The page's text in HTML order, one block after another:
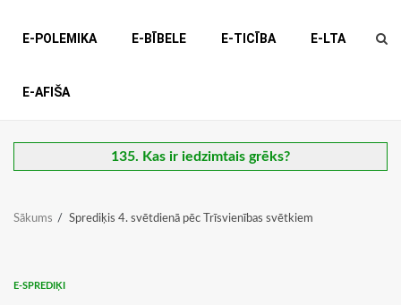
E-POLEMIKA E-BĪBELE E-TICĪBA E-LTA
E-AFIŠA
135. Kas ir iedzimtais grēks?
Sākums Sprediķis 4. svētdienā pēc Trīsvienības svētkiem
E-SPREDIĶI